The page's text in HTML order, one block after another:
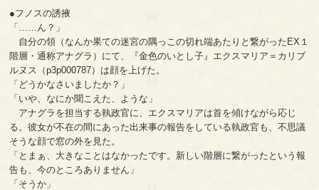
●フノスの誘掖
「……ん？」
自分の領（なんか果ての迷宮の隅っこの切れ端あたりと繋がったEX１
階層・通称アナグラ）にて、『金色のいとし子』エクスマリア＝カリブ
ルヌス（p3p000787）は顔を上げた。
「どうかなさいましたか？」
「いや、なにか聞こえた、ような」
アナグラを担当する執政官に、エクスマリアは首を傾けながら応じ
る。彼女が不在の間にあった出来事の報告をしている執政官も、不思議
そうな顔で窓の外を見た。
「とまぁ、大きなことはなかったです。新しい階層に繋がったという報
告も、今のところありません」
「そうか」